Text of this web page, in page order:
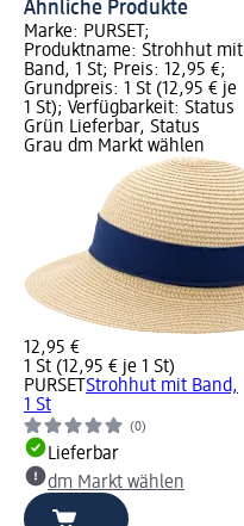
Ähnliche Produkte
Marke: PURSET;
Produktname: Strohhut mit
Band, 1 St; Preis: 12,95 €;
Grundpreis: 1 St (12,95 € je
1 St); Verfügbarkeit: Status
Grün Lieferbar, Status
Grau dm Markt wählen
12,95 €
1 St (12,95 € je 1 St)
PURSET Strohhut mit Band,
1 St
(0)
Lieferbar
dm Markt wählen